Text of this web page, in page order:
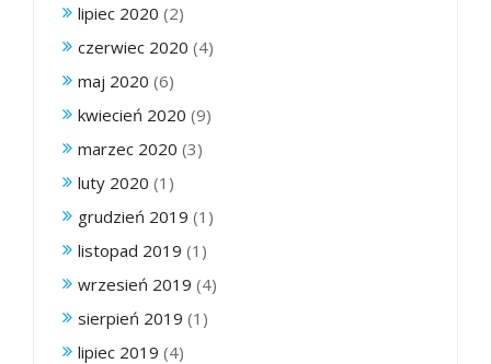
lipiec 2020 (2)
czerwiec 2020 (4)
maj 2020 (6)
kwiecień 2020 (9)
marzec 2020 (3)
luty 2020 (1)
grudzień 2019 (1)
listopad 2019 (1)
wrzesień 2019 (4)
sierpień 2019 (1)
lipiec 2019 (4)